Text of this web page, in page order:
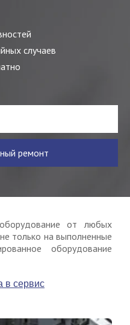
случаев
ремонт
от любых
только на выполненные
оборудование
в сервис